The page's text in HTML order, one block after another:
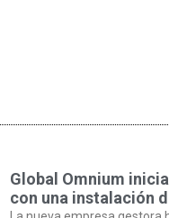
Global Omnium
con una instalación